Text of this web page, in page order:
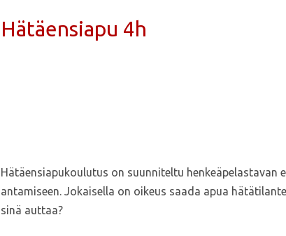
Hätäensiapu 4h
Hätäensiapukoulutus on suunniteltu henkeäpelastavan
antamiseen. Jokaisella on oikeus saada apua
sinä auttaa?